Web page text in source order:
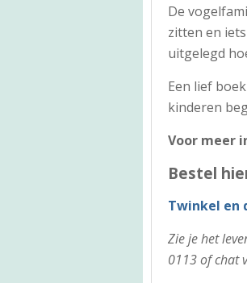
De
zitten en
uitgelegd
Een lief
kinderen
Voor meer
Bestel
Twinkel en
Zie je het
0113 of chat